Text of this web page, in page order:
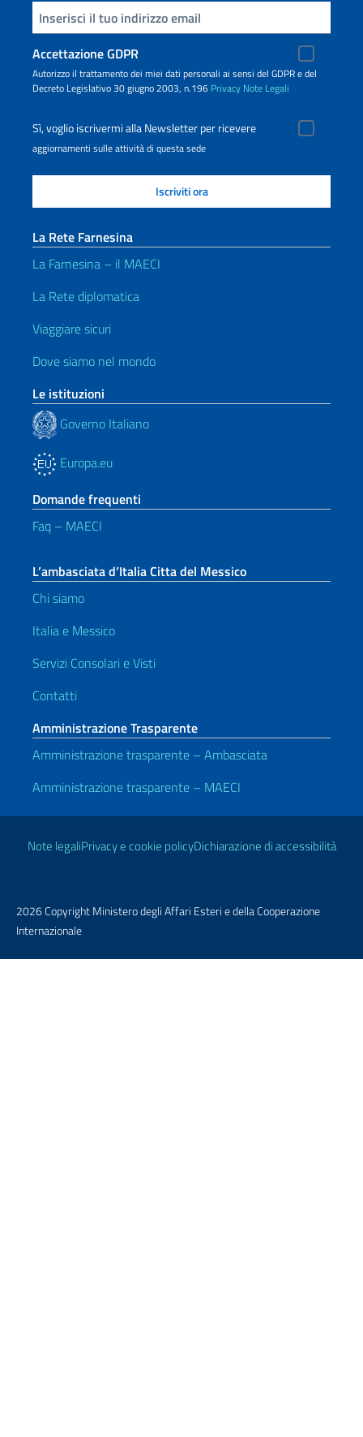
Inserisci la tua email
Accettazione GDPR
Autorizzo il trattamento dei miei dati personali ai sensi del GDPR e del
Decreto Legislativo 30 giugno 2003, n.196 Privacy Note Legali
Sì, voglio iscrivermi alla Newsletter per ricevere
aggiornamenti sulle attività di questa sede
La Rete Farnesina
La Farnesina – il MAECI
La Rete diplomatica
Viaggiare sicuri
Dove siamo nel mondo
Le istituzioni
Governo Italiano
Europa.eu
Domande frequenti
Faq – MAECI
L’ambasciata d’Italia Citta del Messico
Chi siamo
Italia e Messico
Servizi Consolari e Visti
Contatti
Amministrazione Trasparente
Amministrazione trasparente – Ambasciata
Amministrazione trasparente – MAECI
Link Utili
Note legaliPrivacy e cookie policyDichiarazione di accessibilità
2026 Copyright Ministero degli Affari Esteri e della Cooperazione
Internazionale